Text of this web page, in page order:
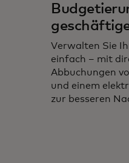
Verwalten Sie
einfach – mit
Abbuchungen
und einem
zur besseren